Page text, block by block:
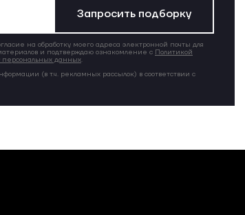
Запросить подборку
на обработку моего адреса электронной почты для
и подтверждаю ознакомление с Политикой
персональных данных.
(в т.ч. рекламных рассылок) в соответствии с